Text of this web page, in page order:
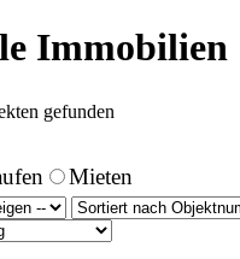
Immobilien
gefunden
Mieten